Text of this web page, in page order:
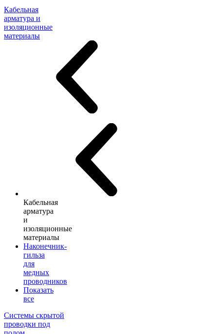
Кабельная
арматура и
изоляционные
материалы
Кабельная
арматура
и
изоляционные
материалы
Наконечник-
гильза
для
медных
проводников
Показать
все
Системы скрытой
проводки под